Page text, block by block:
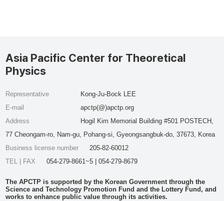
Asia Pacific Center for Theoretical
Physics
Representative
Kong-Ju-Bock LEE
E-mail
apctp(@)apctp.org
Address
Hogil Kim Memorial Building #501 POSTECH,
77 Cheongam-ro, Nam-gu, Pohang-si, Gyeongsangbuk-do, 37673, Korea
Business license number
205-82-60012
TEL | FAX
054-279-8661~5 | 054-279-8679
The APCTP is supported by the Korean Government through the
Science and Technology Promotion Fund and the Lottery Fund, and
works to enhance public value through its activities.